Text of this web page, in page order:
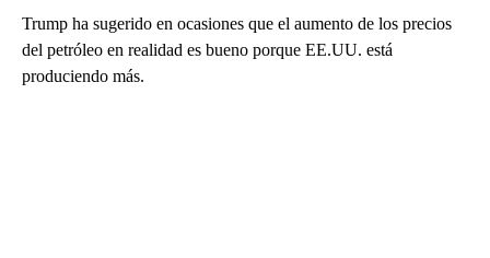
Trump ha sugerido en ocasiones que el aumento de los precios
del petróleo en realidad es bueno porque EE.UU. está
produciendo más.